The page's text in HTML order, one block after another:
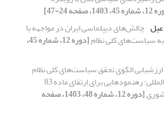
صفحه 24-47]
چالش‌های دیپلماسی ایران در مواجهه با
سیاست‌های کلی نظام [دوره 12، شماره 45،
ارزشیابی الگوی تحقق سیاست‌های کلی نظام
مبتنی بر شاخص‌های بین‌المللی: رهنمودهایی برای ارتقای ماده 83
[دوره 12، شماره 48، 1403، صفحه